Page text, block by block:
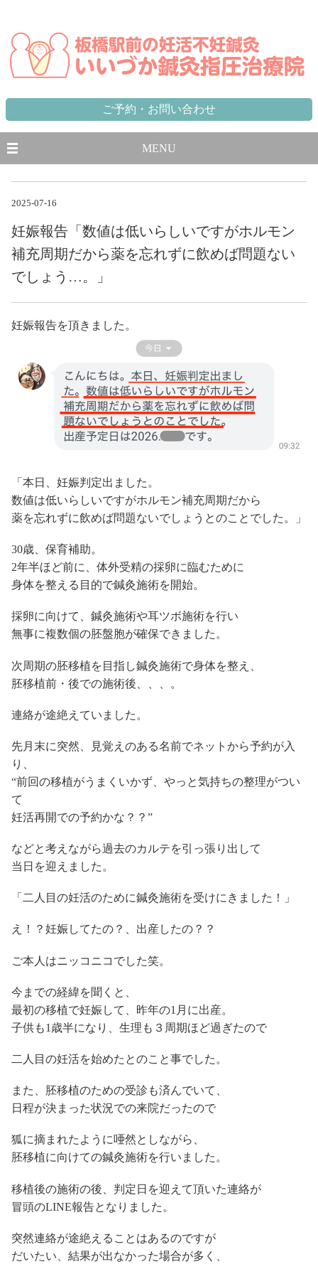
ご予約・お問い合わせ
MENU
2025-07-16
妊娠報告「数値は低いらしいですがホルモン
補充周期だから薬を忘れずに飲めば問題ない
でしょう…。」
妊娠報告を頂きました。
「本日、妊娠判定出ました。
数値は低いらしいですがホルモン補充周期だから
薬を忘れずに飲めば問題ないでしょうとのことでした。」
30歳、保育補助。
2年半ほど前に、体外受精の採卵に臨むために
身体を整える目的で鍼灸施術を開始。
採卵に向けて、鍼灸施術や耳ツボ施術を行い
無事に複数個の胚盤胞が確保できました。
次周期の胚移植を目指し鍼灸施術で身体を整え、
胚移植前・後での施術後、、、。
連絡が途絶えていました。
先月末に突然、見覚えのある名前でネットから予約が入
り、
“前回の移植がうまくいかず、やっと気持ちの整理がつい
て
妊活再開での予約かな？？”
などと考えながら過去のカルテを引っ張り出して
当日を迎えました。
「二人目の妊活のために鍼灸施術を受けにきました！」
え！？妊娠してたの？、出産したの？？
ご本人はニッコニコでした笑。
今までの経緯を聞くと、
最初の移植で妊娠して、昨年の1月に出産。
子供も1歳半になり、生理も３周期ほど過ぎたので
二人目の妊活を始めたとのこと事でした。
また、胚移植のための受診も済んでいて、
日程が決まった状況での来院だったので
狐に摘まれたように唖然としながら、
胚移植に向けての鍼灸施術を行いました。
移植後の施術の後、判定日を迎えて頂いた連絡が
冒頭のLINE報告となりました。
突然連絡が途絶えることはあるのですが
だいたい、結果が出なかった場合が多く、